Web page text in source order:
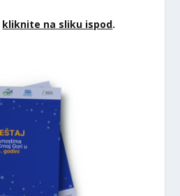
kliknite na sliku ispod.